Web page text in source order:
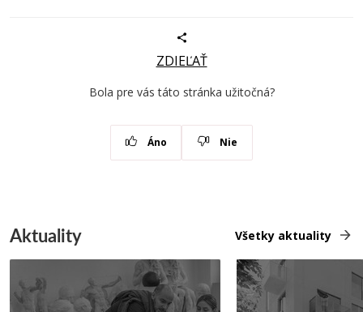
ZDIEĽAŤ
Bola pre vás táto stránka užitočná?
Áno Nie
Aktuality Všetky aktuality